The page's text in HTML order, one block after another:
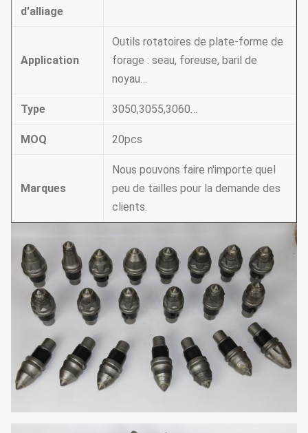
d'alliage
Application
Outils rotatoires de plate-forme de
forage : seau, foreuse, baril de
noyau…
Type 3050,3055,3060…
MOQ 20pcs
Marques
Nous pouvons faire n'importe quel
peu de tailles pour la demande des
clients.